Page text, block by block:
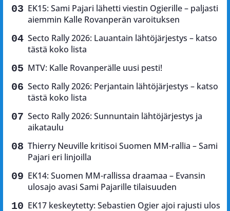
EK15: Sami Pajari lähetti viestin Ogierille – paljasti
aiemmin Kalle Rovanperän varoituksen
Secto Rally 2026: Lauantain lähtöjärjestys – katso
tästä koko lista
MTV: Kalle Rovanperälle uusi pesti!
Secto Rally 2026: Perjantain lähtöjärjestys – katso
tästä koko lista
Secto Rally 2026: Sunnuntain lähtöjärjestys ja
aikataulu
Thierry Neuville kritisoi Suomen MM-rallia – Sami
Pajari eri linjoilla
EK14: Suomen MM-rallissa draamaa – Evansin
ulosajo avasi Sami Pajarille tilaisuuden
EK17 keskeytetty: Sebastien Ogier ajoi rajusti ulos